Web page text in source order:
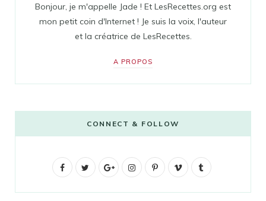
Bonjour, je m'appelle Jade ! Et LesRecettes.org est
mon petit coin d'Internet ! Je suis la voix, l'auteur
et la créatrice de LesRecettes.
A PROPOS
CONNECT & FOLLOW
F
G
I
P
V